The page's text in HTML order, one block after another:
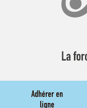
Adhérer en
ligne